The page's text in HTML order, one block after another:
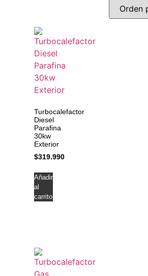
Turbocalefactor
Diesel
Parafina
30kw
Exterior
$319.990
Añadir
al
carrito